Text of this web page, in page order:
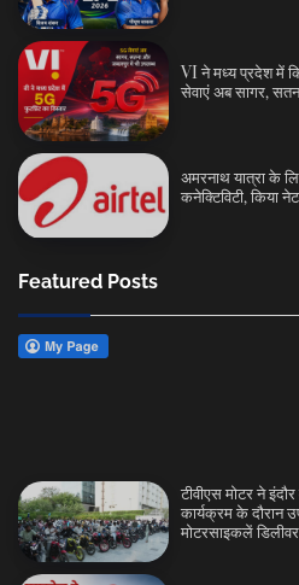
VI ने मध्य प्रदेश में
सेवाएं अब सागर,
अमरनाथ यात्रा के
कनेक्टिविटी, किया
Featured Posts
टीवीएस मोटर ने
कार्यक्रम के
मोटरसाइकलें